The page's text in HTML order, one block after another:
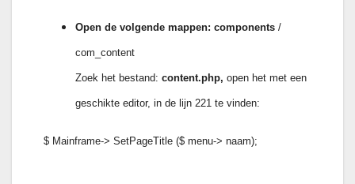
Open de volgende mappen: components /
com_content
Zoek het bestand: content.php, open het met een
geschikte editor, in de lijn 221 te vinden:
$ Mainframe-> SetPageTitle ($ menu-> naam);